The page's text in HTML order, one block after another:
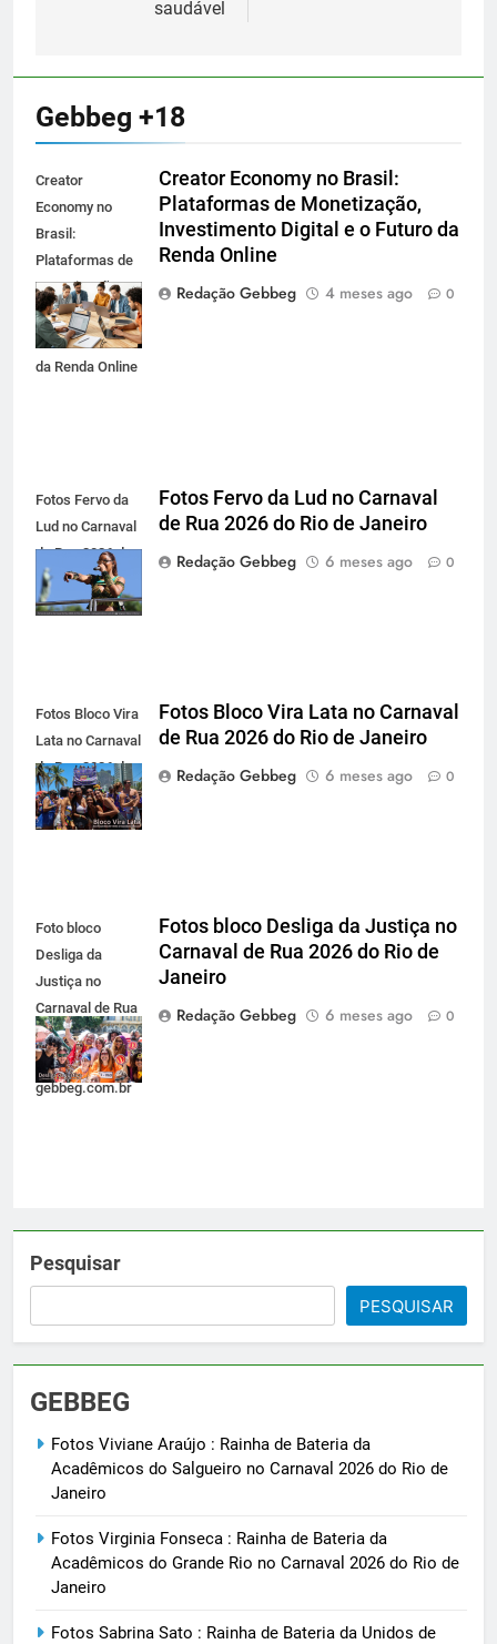
saudável
Gebbeg +18
Creator
Economy no
Brasil:
Plataformas de
Monetização,
Investimento
Digital e o Futuro
da Renda Online
Creator Economy no Brasil:
Plataformas de Monetização,
Investimento Digital e o Futuro da
Renda Online
Redação Gebbeg
4 meses ago 0
Fotos Fervo da
Lud no Carnaval
de Rua 2026 do
Rio de Janeiro
Fotos Fervo da Lud no Carnaval
de Rua 2026 do Rio de Janeiro
Redação Gebbeg
6 meses ago 0
Fotos Bloco Vira
Lata no Carnaval
de Rua 2026 do
Rio de Janeiro
Fotos Bloco Vira Lata no Carnaval
de Rua 2026 do Rio de Janeiro
Redação Gebbeg
6 meses ago 0
Foto bloco
Desliga da
Justiça no
Carnaval de Rua
2026 do Rio de
Janeiro -
gebbeg.com.br
Fotos bloco Desliga da Justiça no
Carnaval de Rua 2026 do Rio de
Janeiro
Redação Gebbeg
6 meses ago 0
Pesquisar
PESQUISAR
GEBBEG
Fotos Viviane Araújo : Rainha de Bateria da
Acadêmicos do Salgueiro no Carnaval 2026 do Rio de
Janeiro
Fotos Virginia Fonseca : Rainha de Bateria da
Acadêmicos do Grande Rio no Carnaval 2026 do Rio de
Janeiro
Fotos Sabrina Sato : Rainha de Bateria da Unidos de